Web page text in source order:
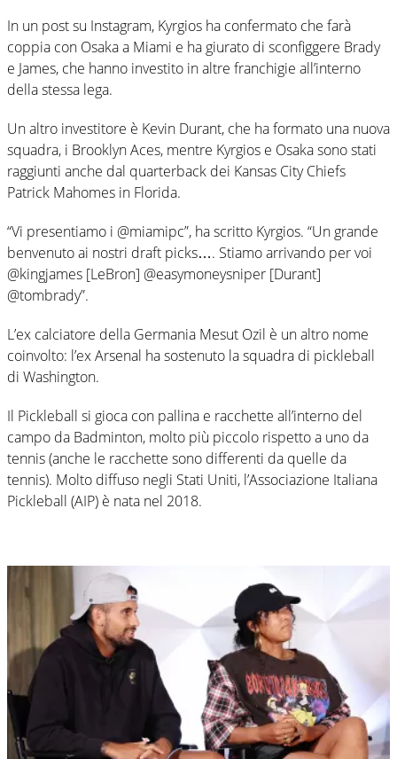
In un post su Instagram, Kyrgios ha confermato che farà
coppia con Osaka a Miami e ha giurato di sconfiggere Brady
e James, che hanno investito in altre franchigie all’interno
della stessa lega.
Un altro investitore è Kevin Durant, che ha formato una nuova
squadra, i Brooklyn Aces, mentre Kyrgios e Osaka sono stati
raggiunti anche dal quarterback dei Kansas City Chiefs
Patrick Mahomes in Florida.
“Vi presentiamo i @miamipc”, ha scritto Kyrgios. “Un grande
benvenuto ai nostri draft picks…. Stiamo arrivando per voi
@kingjames [LeBron] @easymoneysniper [Durant]
@tombrady”.
L’ex calciatore della Germania Mesut Ozil è un altro nome
coinvolto: l’ex Arsenal ha sostenuto la squadra di pickleball
di Washington.
Il Pickleball si gioca con pallina e racchette all’interno del
campo da Badminton, molto più piccolo rispetto a uno da
tennis (anche le racchette sono differenti da quelle da
tennis). Molto diffuso negli Stati Uniti, l’Associazione Italiana
Pickleball (AIP) è nata nel 2018.